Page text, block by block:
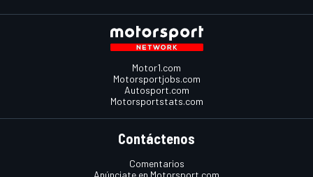
Motor1.com
Motorsportjobs.com
Autosport.com
Motorsportstats.com
Contáctenos
Comentarios
Anúnciate en Motorsport.com